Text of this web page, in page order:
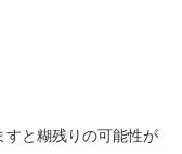
すと糊残りの可能性が